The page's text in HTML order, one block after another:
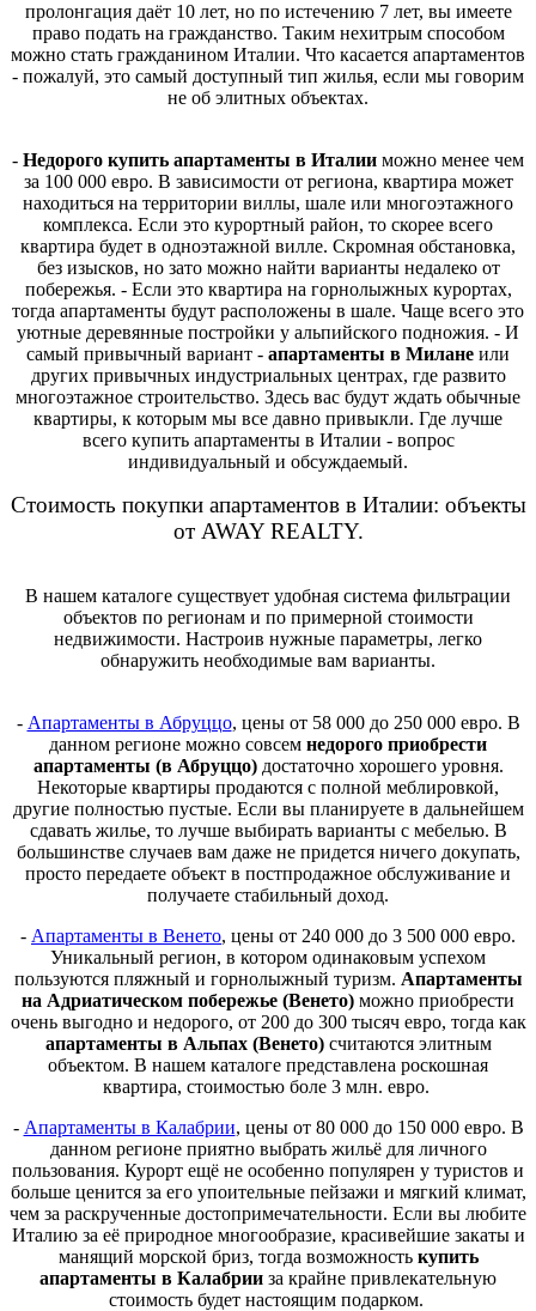
пролонгация даёт 10 лет, но по истечению 7 лет, вы имеете
право подать на гражданство. Таким нехитрым способом
можно стать гражданином Италии. Что касается апартаментов
- пожалуй, это самый доступный тип жилья, если мы говорим
не об элитных объектах.
- Недорого купить апартаменты в Италии можно менее чем
за 100 000 евро. В зависимости от региона, квартира может
находиться на территории виллы, шале или многоэтажного
комплекса. Если это курортный район, то скорее всего
квартира будет в одноэтажной вилле. Скромная обстановка,
без изысков, но зато можно найти варианты недалеко от
побережья. - Если это квартира на горнолыжных курортах,
тогда апартаменты будут расположены в шале. Чаще всего это
уютные деревянные постройки у альпийского подножия. - И
самый привычный вариант - апартаменты в Милане или
других привычных индустриальных центрах, где развито
многоэтажное строительство. Здесь вас будут ждать обычные
квартиры, к которым мы все давно привыкли. Где лучше
всего купить апартаменты в Италии - вопрос
индивидуальный и обсуждаемый.
Стоимость покупки апартаментов в Италии: объекты
от AWAY REALTY.
В нашем каталоге существует удобная система фильтрации
объектов по регионам и по примерной стоимости
недвижимости. Настроив нужные параметры, легко
обнаружить необходимые вам варианты.
- Апартаменты в Абруццо, цены от 58 000 до 250 000 евро. В
данном регионе можно совсем недорого приобрести
апартаменты (в Абруццо)достаточно хорошего уровня.
Некоторые квартиры продаются с полной меблировкой,
другие полностью пустые. Если вы планируете в дальнейшем
сдавать жилье, то лучше выбирать варианты с мебелью. В
большинстве случаев вам даже не придется ничего докупать,
просто передаете объект в постпродажное обслуживание и
получаете стабильный доход.
- Апартаменты в Венето, цены от 240 000 до 3 500 000 евро.
Уникальный регион, в котором одинаковым успехом
пользуются пляжный и горнолыжный туризм. Апартаменты
на Адриатическом побережье (Венето) можно приобрести
очень выгодно и недорого, от 200 до 300 тысяч евро, тогда как
апартаменты в Альпах (Венето)считаются элитным
объектом. В нашем каталоге представлена роскошная
квартира, стоимостью боле 3 млн. евро.
- Апартаменты в Калабрии, цены от 80 000 до 150 000 евро. В
данном регионе приятно выбрать жильё для личного
пользования. Курорт ещё не особенно популярен у туристов и
больше ценится за его упоительные пейзажи и мягкий климат,
чем за раскрученные достопримечательности. Если вы любите
Италию за её природное многообразие, красивейшие закаты и
манящий морской бриз, тогда возможность купить
апартаменты в Калабрии за крайне привлекательную
стоимость будет настоящим подарком.